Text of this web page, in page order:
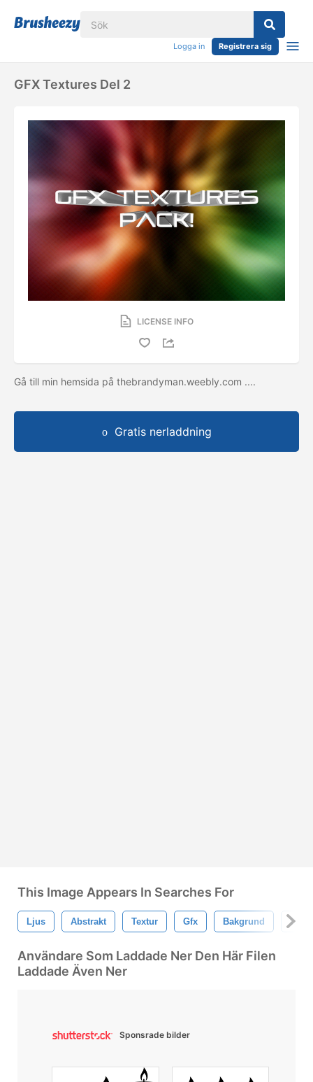
Logga in Registrera sig
GFX Textures Del 2
LICENSE INFO
Gå till min hemsida på thebrandyman.weebly.com ....
Gratis nerladdning
This Image Appears In Searches For
Ljus Abstrakt Textur Gfx Bakgrund
Användare Som Laddade Ner Den Här Filen
Laddade Även Ner
Sponsrade bilder